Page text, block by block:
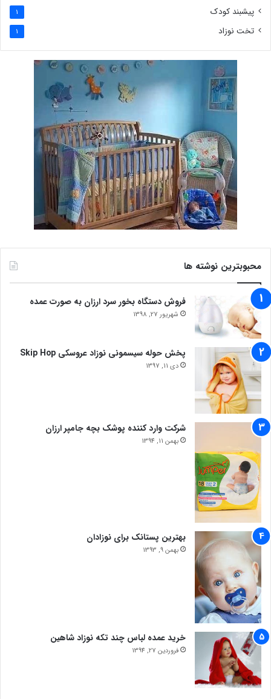
پیشبند کودک 1
تخت نوزاد 1
محبوبترین نوشته ها
فروش دستگاه بخور سرد ارزان به صورت عمده
شهریور 27, 1398
پخش حوله سیسمونی نوزاد عروسکی Skip Hop
دی 11, 1397
شرکت وارد کننده پوشک بچه جامپر ارزان
بهمن 11, 1394
بهترین پستانک برای نوزادان
بهمن 9, 1393
خرید عمده لباس چند تکه نوزاد شاهین
فروردین 27, 1394